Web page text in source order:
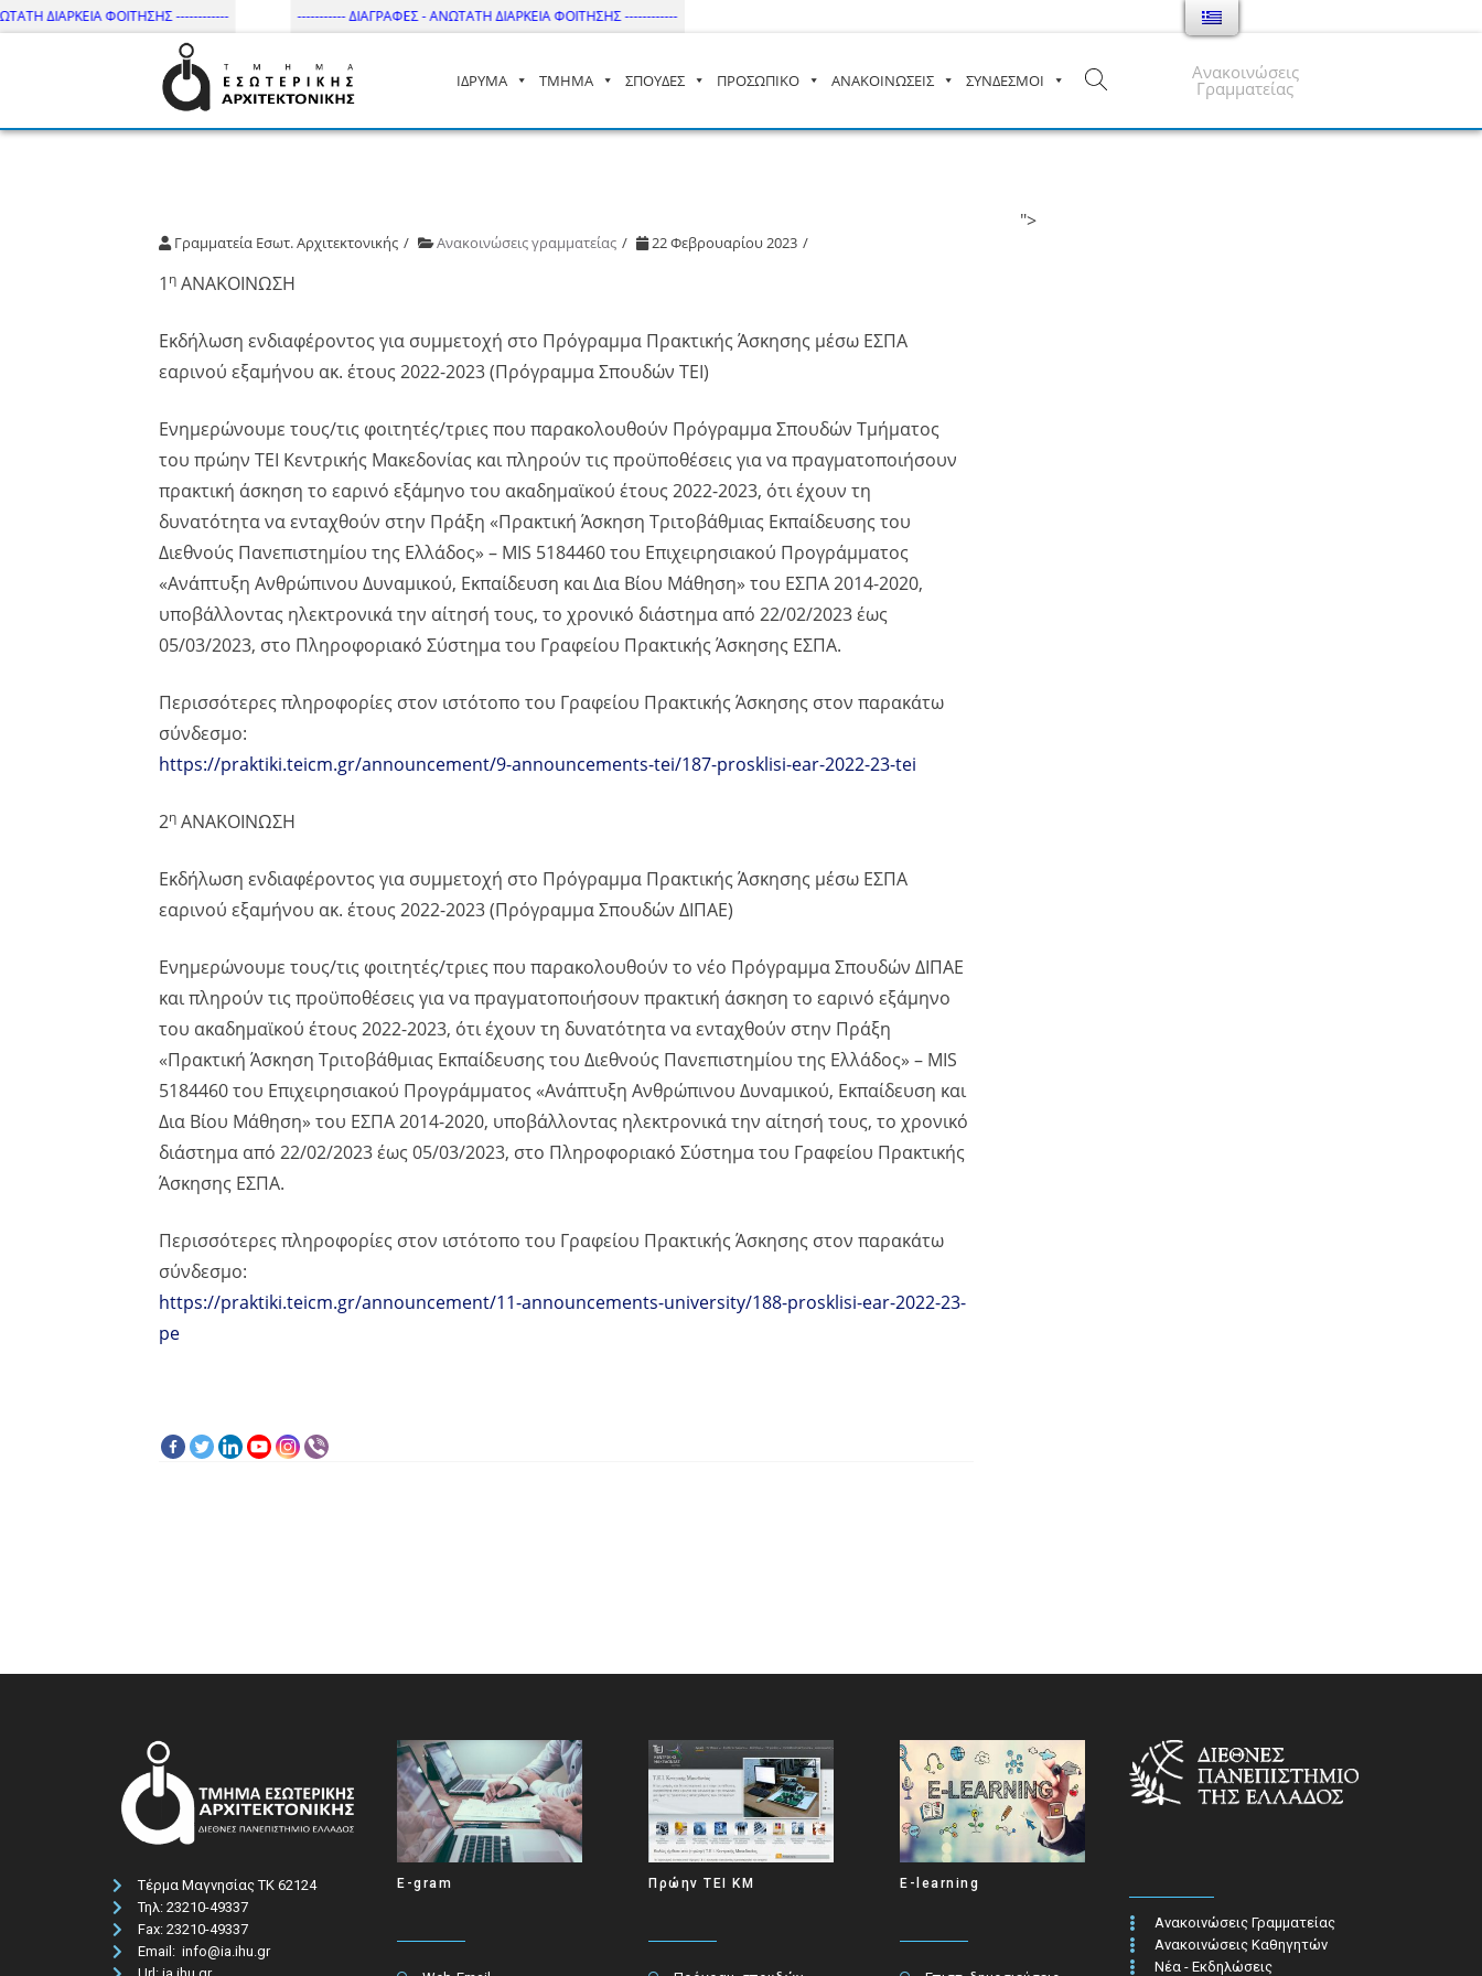
ΔΙΑΡΚΕΙΑ ΦΟΙΤΗΣΗΣ ------------ ----------- ΔΙΑΓΡΑΦΕΣ - ΑΝΩΤΑΤΗ ΔΙΑΡΚΕΙΑ ΦΟΙΤΗΣΗΣ ------------
Τμήμα Εσωτ. Αρχιτεκτονικής – ΔΙ.ΠΑ.Ε
ΙΔΡΥΜΑ ΤΜΗΜΑ ΣΠΟΥΔΕΣ ΠΡΟΣΩΠΙΚΟ ΑΝΑΚΟΙΝΩΣΕΙΣ ΣΥΝΔΕΣΜΟΙ Ανακοινώσεις
Γραμματείας
Γραμματεία Εσωτ. Αρχιτεκτονικής Ανακοινώσεις γραμματείας 22 Φεβρουαρίου 2023
1 η ΑΝΑΚΟΙΝΩΣΗ
Εκδήλωση ενδιαφέροντος για συμμετοχή στο Πρόγραμμα Πρακτικής Άσκησης μέσω ΕΣΠΑ
εαρινού εξαμήνου ακ. έτους 2022-2023 (Πρόγραμμα Σπουδών ΤΕΙ)
Ενημερώνουμε τους/τις φοιτητές/τριες που παρακολουθούν Πρόγραμμα Σπουδών Τμήματος
του πρώην ΤΕΙ Κεντρικής Μακεδονίας και πληρούν τις προϋποθέσεις για να πραγματοποιήσουν
πρακτική άσκηση το εαρινό εξάμηνο του ακαδημαϊκού έτους 2022-2023, ότι έχουν τη
δυνατότητα να ενταχθούν στην Πράξη «Πρακτική Άσκηση Τριτοβάθμιας Εκπαίδευσης του
Διεθνούς Πανεπιστημίου της Ελλάδος» – MIS 5184460 του Επιχειρησιακού Προγράμματος
«Ανάπτυξη Ανθρώπινου Δυναμικού, Εκπαίδευση και Δια Βίου Μάθηση» του ΕΣΠΑ 2014-2020,
υποβάλλοντας ηλεκτρονικά την αίτησή τους, το χρονικό διάστημα από 22/02/2023 έως
05/03/2023, στο Πληροφοριακό Σύστημα του Γραφείου Πρακτικής Άσκησης ΕΣΠΑ.
Περισσότερες πληροφορίες στον ιστότοπο του Γραφείου Πρακτικής Άσκησης στον παρακάτω
σύνδεσμο:
https://praktiki.teicm.gr/announcement/9-announcements-tei/187-prosklisi-ear-2022-23-tei
2η ΑΝΑΚΟΙΝΩΣΗ
Εκδήλωση ενδιαφέροντος για συμμετοχή στο Πρόγραμμα Πρακτικής Άσκησης μέσω ΕΣΠΑ
εαρινού εξαμήνου ακ. έτους 2022-2023 (Πρόγραμμα Σπουδών ΔΙΠΑΕ)
Ενημερώνουμε τους/τις φοιτητές/τριες που παρακολουθούν το νέο Πρόγραμμα Σπουδών ΔΙΠΑΕ
και πληρούν τις προϋποθέσεις για να πραγματοποιήσουν πρακτική άσκηση το εαρινό εξάμηνο
του ακαδημαϊκού έτους 2022-2023, ότι έχουν τη δυνατότητα να ενταχθούν στην Πράξη
«Πρακτική Άσκηση Τριτοβάθμιας Εκπαίδευσης του Διεθνούς Πανεπιστημίου της Ελλάδος» – MIS
5184460 του Επιχειρησιακού Προγράμματος «Ανάπτυξη Ανθρώπινου Δυναμικού, Εκπαίδευση και
Δια Βίου Μάθηση» του ΕΣΠΑ 2014-2020, υποβάλλοντας ηλεκτρονικά την αίτησή τους, το χρονικό
διάστημα από 22/02/2023 έως 05/03/2023, στο Πληροφοριακό Σύστημα του Γραφείου Πρακτικής
Άσκησης ΕΣΠΑ.
Περισσότερες πληροφορίες στον ιστότοπο του Γραφείου Πρακτικής Άσκησης στον παρακάτω
σύνδεσμο:
https://praktiki.teicm.gr/announcement/11-announcements-university/188-prosklisi-ear-2022-23-
pe
">
Τέρμα Μαγνησίας ΤΚ 62124
Τηλ: 23210-49337​
Fax: 23210-49337
Email: info@ia.ihu.gr
E-gram Πρώην ΤΕΙ ΚΜ E-learning
Ανακοινώσεις Γραμματείας
Ανακοινώσεις Καθηγητών
Νέα - Εκδηλώσεις